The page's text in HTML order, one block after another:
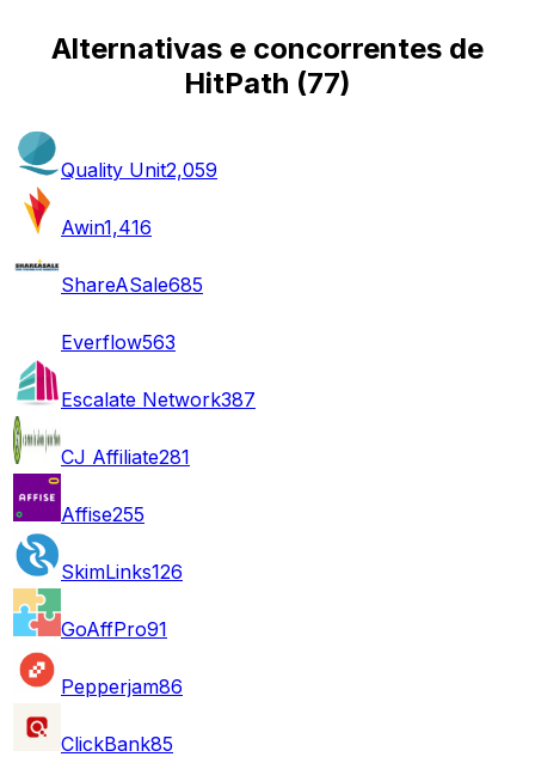
Alternativas e concorrentes de
HitPath (77)
Quality Unit2,059
Awin1,416
ShareASale685
Everflow563
Escalate Network387
CJ Affiliate281
Affise255
SkimLinks126
GoAffPro91
Pepperjam86
ClickBank85